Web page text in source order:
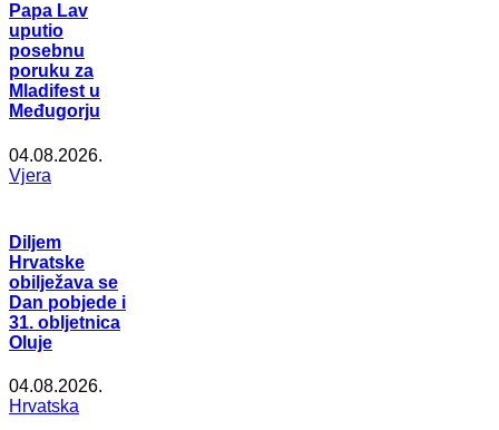
Papa Lav
uputio
posebnu
poruku za
Mladifest u
Međugorju
04.08.2026.
Vjera
Diljem
Hrvatske
obilježava se
Dan pobjede i
31. obljetnica
Oluje
04.08.2026.
Hrvatska